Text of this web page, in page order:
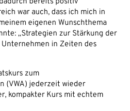
war auch, dass ich mich in
eigenen Wunschthema
„Strategien zur Stärkung der
in Zeiten des
zum
(VWA) jederzeit wieder
kompakter Kurs mit echtem